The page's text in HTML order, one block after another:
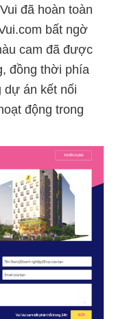
đã hoàn toàn
bất ngờ
cam đã được
đồng thời phía
dự án kết nối
động trong